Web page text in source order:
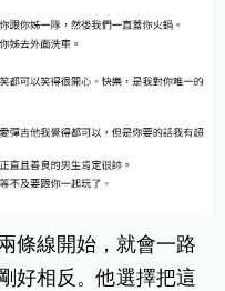
條線開始，就會一路
好相反。他選擇把這